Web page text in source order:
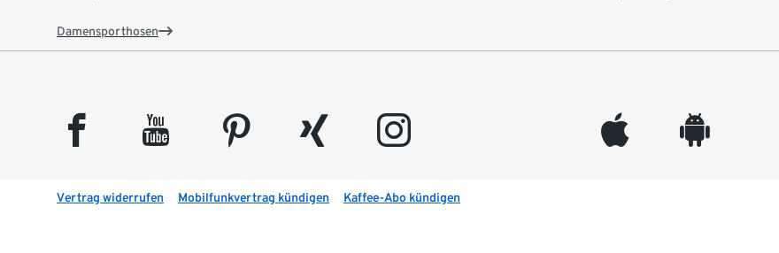
Damensporthosen
facebook youtube pinterest xing instagram appleinc android
Vertrag widerrufen Mobilfunkvertrag kündigen Kaffee-Abo kündigen